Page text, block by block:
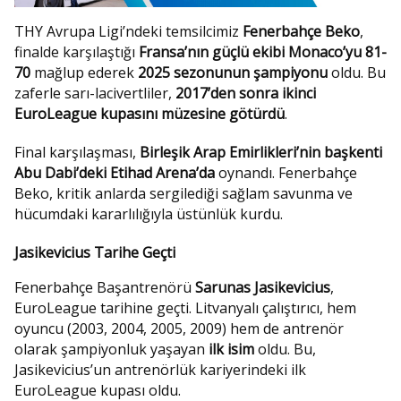
THY Avrupa Ligi’ndeki temsilcimiz Fenerbahçe Beko,
finalde karşılaştığı Fransa’nın güçlü ekibi Monaco’yu 81-
70 mağlup ederek 2025 sezonunun şampiyonuoldu. Bu
zaferle sarı-lacivertliler, 2017’den sonra ikinci
EuroLeague kupasını müzesine götürdü.
Final karşılaşması, Birleşik Arap Emirlikleri’nin başkenti
Abu Dabi’deki Etihad Arena’daoynandı. Fenerbahçe
Beko, kritik anlarda sergilediği sağlam savunma ve
hücumdaki kararlılığıyla üstünlük kurdu.
Jasikevicius Tarihe Geçti
Fenerbahçe Başantrenörü Sarunas Jasikevicius,
EuroLeague tarihine geçti. Litvanyalı çalıştırıcı, hem
oyuncu (2003, 2004, 2005, 2009) hem de antrenör
olarak şampiyonluk yaşayan ilk isimoldu. Bu,
Jasikevicius’un antrenörlük kariyerindeki ilk
EuroLeague kupası oldu.